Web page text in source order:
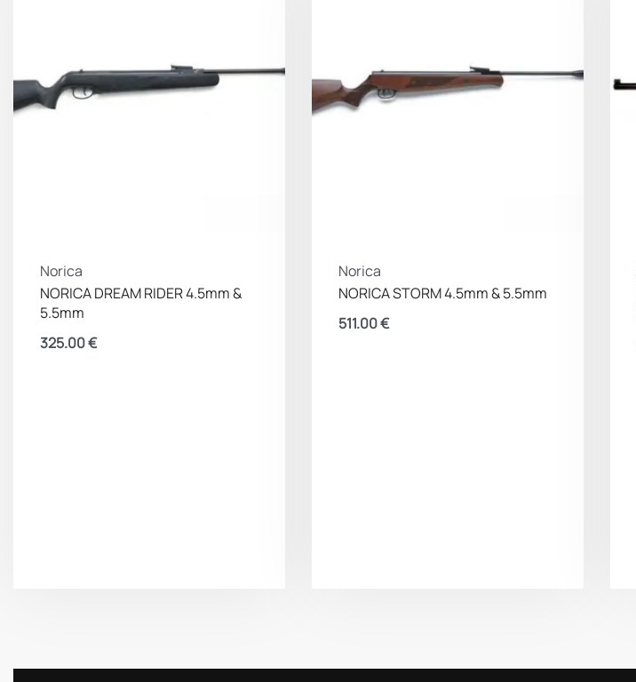
Norica
NORICA DREAM RIDER 4.5mm &
5.5mm
325.00€
Norica
NORICA STORM 4.5mm & 5.5mm
511.00€